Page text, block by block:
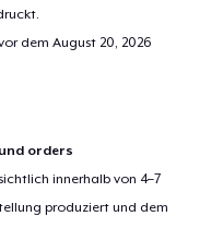
demAugust 20, 2026
orders
innerhalb von 4–7
produziert und dem